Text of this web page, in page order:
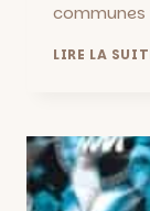
communes
LIRE LA